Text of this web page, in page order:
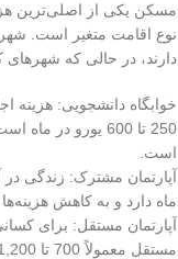
مسکن یکی از اصلی‌ترین
نوع اقامت متغیر است.
دارند، در حالی که
خوابگاه دانشجویی: هزینه
250 تا 600 یورو
است.
ماه دارد و به کاهش
آپارتمان مستقل: برای
مستقل معمولاً 700 تا 1,200 یورو در ماه هزینه دارد.